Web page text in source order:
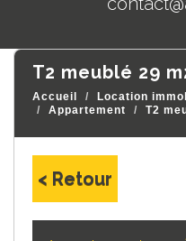
t2 meublé 29
Accueil
Location
Appartement
T2
< Retour